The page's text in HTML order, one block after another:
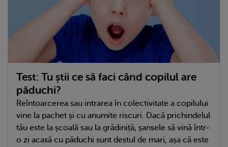
Test: Tu știi ce să faci când copilul are
păduchi?
Reîntoarcerea sau intrarea în colectivitate a copilului
vine la pachet și cu anumite riscuri. Dacă prichindelul
tău este la școală sau la grădiniță, șansele să vină într-
o zi acasă cu păduchi sunt destul de mari, așa că este